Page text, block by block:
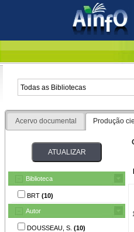
Acervo documental Produção
Biblioteca
BRT (10)
Autor
DOUSSEAU, S. (10)
1.